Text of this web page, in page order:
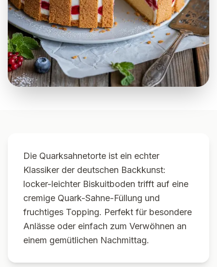
Die Quarksahnetorte ist ein echter
Klassiker der deutschen Backkunst:
locker-leichter Biskuitboden trifft auf eine
cremige Quark-Sahne-Füllung und
fruchtiges Topping. Perfekt für besondere
Anlässe oder einfach zum Verwöhnen an
einem gemütlichen Nachmittag.